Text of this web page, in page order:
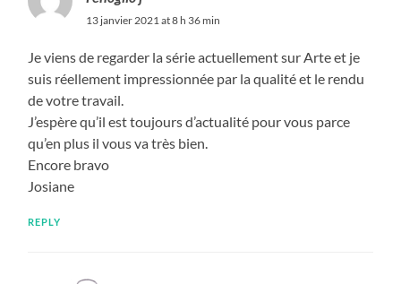
13 janvier 2021 at 8 h 36 min
Je viens de regarder la série actuellement sur Arte et je
suis réellement impressionnée par la qualité et le rendu
de votre travail.
J’espère qu’il est toujours d’actualité pour vous parce
qu’en plus il vous va très bien.
Encore bravo
Josiane
REPLY